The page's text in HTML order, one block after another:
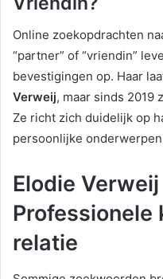
Online zoekopdrachten
“partner” of “vriendin”
bevestigingen op. Haar
Verweij, maar sinds 2019
Ze richt zich duidelijk op
persoonlijke
Elodie
Professionele
relatie